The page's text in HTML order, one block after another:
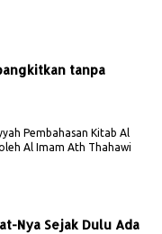
tanpa
Pembahasan Kitab Al
Al Imam Ath Thahawi
Nya Sejak Dulu Ada